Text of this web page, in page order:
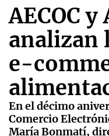
AECOC y
analizan
e-
En el décimo
Comercio
María Bonmatí,